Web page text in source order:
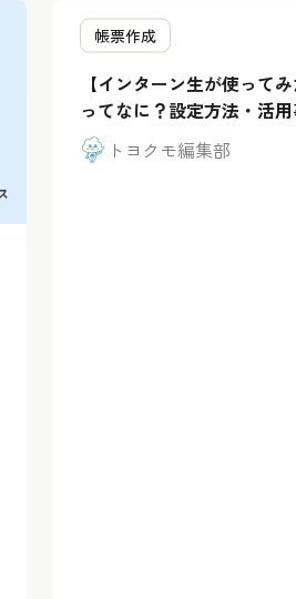
帳票作成
【インターン生が使って
ってなに？設定方法・活用
トヨクモ編集部